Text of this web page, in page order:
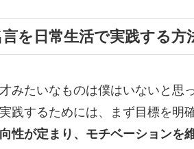
を日常生活で実践する方
才みたいなものは僕はいないと
践するためには、まず目標を明
性が定まり、モチベーションを